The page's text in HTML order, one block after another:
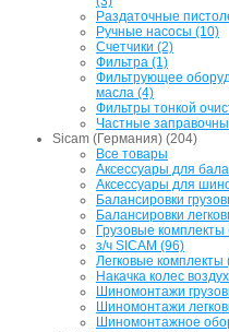
Раздаточные
Ручные насосы (10)
Счетчики (2)
Фильтра (1)
Фильтрующее
масла (4)
Фильтры тонкой
Частные
Sicam (Германия) (204)
Все товары
Аксессуары для
Аксессуары для
Балансировки
Балансировки
Грузовые комплекты
з/ч SICAM (96)
Легковые комплекты
Накачка колес
Шиномонтажи
Шиномонтажи
Шиномонтажное